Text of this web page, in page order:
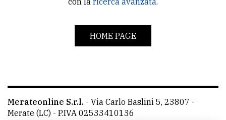
LE
ALTRE
TESTATE
HOME PAGE
Merateonline S.r.l. - Via Carlo Baslini 5, 23807 -
Merate (LC) - P.IVA 02533410136